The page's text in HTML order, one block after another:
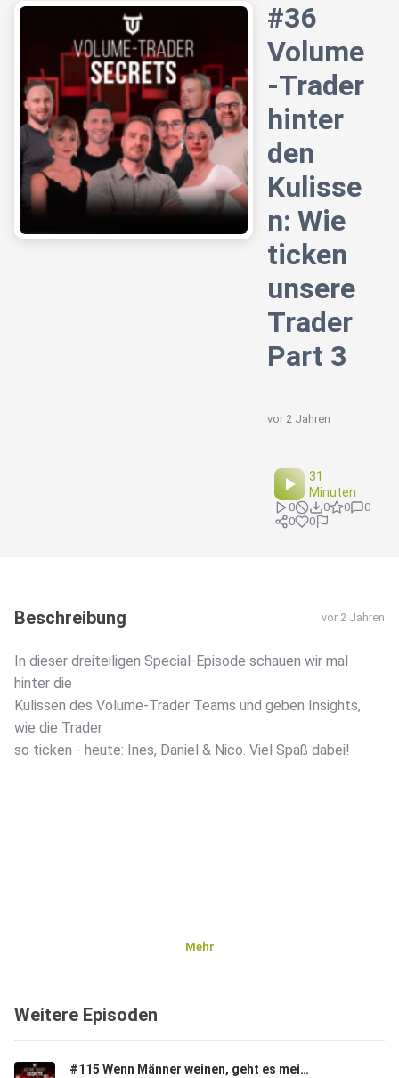
#36
Volume
-Trader
hinter
den
Kulisse
n: Wie
ticken
unsere
Trader
Part 3
vor 2 Jahren
31
Minuten
0 0 0
0
0
0
Beschreibung vor 2 Jahren
In dieser dreiteiligen Special-Episode schauen wir mal
hinter die
Kulissen des Volume-Trader Teams und geben Insights,
wie die Trader
so ticken - heute: Ines, Daniel & Nico. Viel Spaß dabei!
Mehr
Weitere Episoden
#115 Wenn Männer weinen, geht es meist um Technik! (+Special Gast)